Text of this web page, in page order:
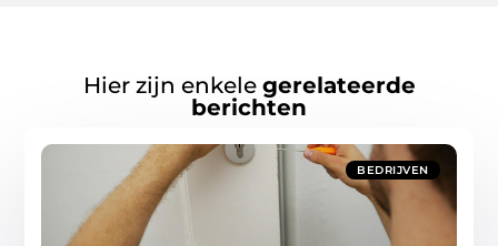
Hier zijn enkele gerelateerde
berichten
BEDRIJVEN